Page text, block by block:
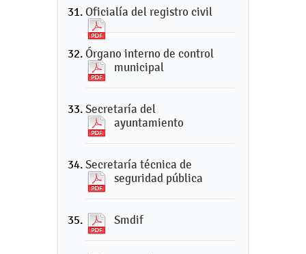
Oficialía del registro civil
Órgano interno de control
municipal
Secretaría del
ayuntamiento
Secretaría técnica de
seguridad pública
Smdif